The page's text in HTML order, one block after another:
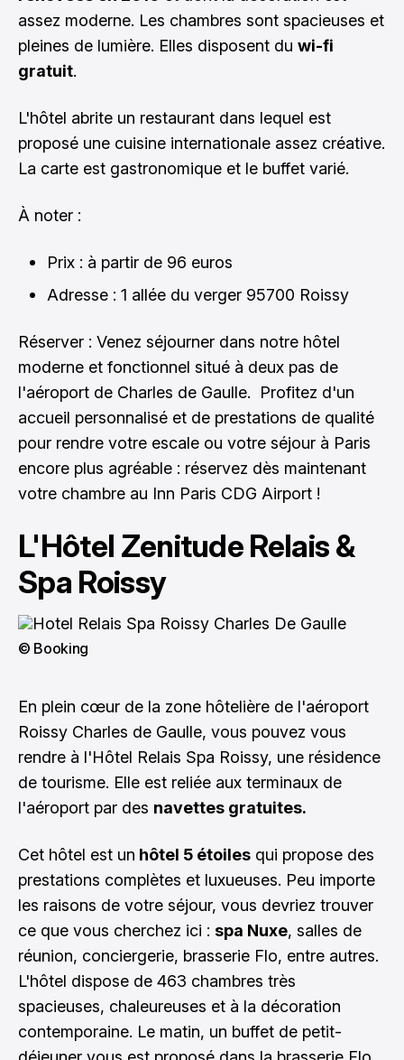
assez moderne. Les chambres sont spacieuses et
pleines de lumière. Elles disposent du wi-fi
gratuit.
L'hôtel abrite un restaurant dans lequel est
proposé une cuisine internationale assez créative.
La carte est gastronomique et le buffet varié.
À noter :
Prix : à partir de 96 euros
Adresse : 1 allée du verger 95700 Roissy
Réserver : Venez séjourner dans notre hôtel
moderne et fonctionnel situé à deux pas de
l'aéroport de Charles de Gaulle. Profitez d'un
accueil personnalisé et de prestations de qualité
pour rendre votre escale ou votre séjour à Paris
encore plus agréable : réservez dès maintenant
votre chambre au Inn Paris CDG Airport !
L'Hôtel Zenitude Relais &
Spa Roissy
© Booking
En plein cœur de la zone hôtelière de l'aéroport
Roissy Charles de Gaulle, vous pouvez vous
rendre à l'Hôtel Relais Spa Roissy, une résidence
de tourisme. Elle est reliée aux terminaux de
l'aéroport par des navettes gratuites.
Cet hôtel est un hôtel 5 étoiles qui propose des
prestations complètes et luxueuses. Peu importe
les raisons de votre séjour, vous devriez trouver
ce que vous cherchez ici : spa Nuxe, salles de
réunion, conciergerie, brasserie Flo, entre autres.
L'hôtel dispose de 463 chambres très
spacieuses, chaleureuses et à la décoration
contemporaine. Le matin, un buffet de petit-